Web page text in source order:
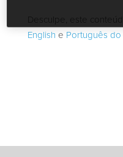
Desculpe, este
English e Português do